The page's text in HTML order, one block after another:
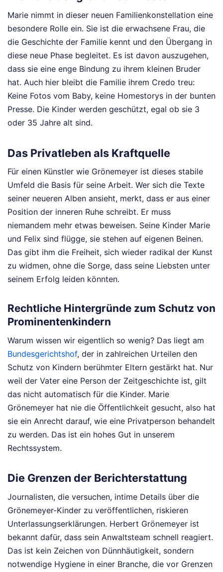
Marie nimmt in dieser neuen Familienkonstellation eine
besondere Rolle ein. Sie ist die erwachsene Frau, die
die Geschichte der Familie kennt und den Übergang in
diese neue Phase begleitet. Es ist davon auszugehen,
dass sie eine enge Bindung zu ihrem kleinen Bruder
hat. Auch hier bleibt die Familie ihrem Credo treu:
Keine Fotos vom Baby, keine Homestorys in der bunten
Presse. Die Kinder werden geschützt, egal ob sie 3
oder 35 Jahre alt sind.
Das Privatleben als Kraftquelle
Für einen Künstler wie Grönemeyer ist dieses stabile
Umfeld die Basis für seine Arbeit. Wer sich die Texte
seiner neueren Alben ansieht, merkt, dass er aus einer
Position der inneren Ruhe schreibt. Er muss
niemandem mehr etwas beweisen. Seine Kinder Marie
und Felix sind flügge, sie stehen auf eigenen Beinen.
Das gibt ihm die Freiheit, sich wieder radikal der Kunst
zu widmen, ohne die Sorge, dass seine Liebsten unter
seinem Erfolg leiden könnten.
Rechtliche Hintergründe zum Schutz von
Prominentenkindern
Warum wissen wir eigentlich so wenig? Das liegt am
Bundesgerichtshof, der in zahlreichen Urteilen den
Schutz von Kindern berühmter Eltern gestärkt hat. Nur
weil der Vater eine Person der Zeitgeschichte ist, gilt
das nicht automatisch für die Kinder. Marie
Grönemeyer hat nie die Öffentlichkeit gesucht, also hat
sie ein Anrecht darauf, wie eine Privatperson behandelt
zu werden. Das ist ein hohes Gut in unserem
Rechtssystem.
Die Grenzen der Berichterstattung
Journalisten, die versuchen, intime Details über die
Grönemeyer-Kinder zu veröffentlichen, riskieren
Unterlassungserklärungen. Herbert Grönemeyer ist
bekannt dafür, dass sein Anwaltsteam schnell reagiert.
Das ist kein Zeichen von Dünnhäutigkeit, sondern
notwendige Hygiene in einer Branche, die vor Grenzen